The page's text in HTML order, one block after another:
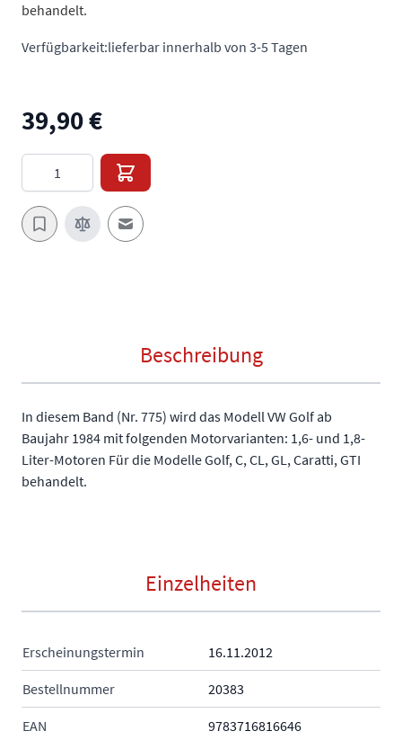
behandelt.
Verfügbarkeit:lieferbar innerhalb von 3-5 Tagen
39,90 €
E-Mail an einen Freund
Beschreibung
In diesem Band (Nr. 775) wird das Modell VW Golf ab
Baujahr 1984 mit folgenden Motorvarianten: 1,6- und 1,8-
Liter-Motoren Für die Modelle Golf, C, CL, GL, Caratti, GTI
behandelt.
Einzelheiten
Erscheinungstermin 16.11.2012
Bestellnummer 20383
EAN 9783716816646